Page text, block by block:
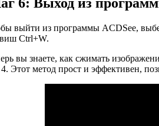
выйти из программы ACDSee,
Ctrl+W.
вы знаете, как сжимать
Этот метод прост и эффективен,